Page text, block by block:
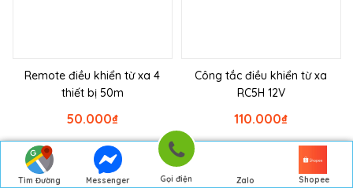
Tìm Đường
Messenger Gọi điện Zalo Shopee
Remote điều khiển từ xa 4
thiết bị 50m
₫
50.000
Công tắc điều khiển từ xa
RC5H 12V
₫
110.000